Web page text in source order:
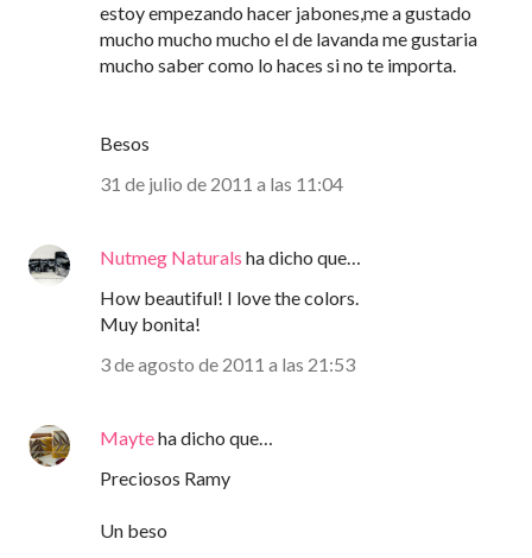
estoy empezando hacer jabones,me a gustado
mucho mucho mucho el de lavanda me gustaria
mucho saber como lo haces si no te importa.
Besos
31 de julio de 2011 a las 11:04
Nutmeg Naturals ha dicho que…
How beautiful! I love the colors.
Muy bonita!
3 de agosto de 2011 a las 21:53
Mayteha dicho que…
Preciosos Ramy
Un beso